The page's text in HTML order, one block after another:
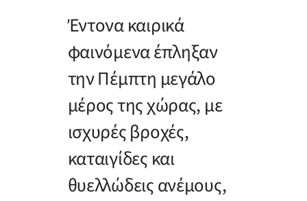
Έντονα καιρικά
φαινόμενα έπληξαν
την Πέμπτη μεγάλο
μέρος της χώρας, με
ισχυρές βροχές,
καταιγίδες και
θυελλώδεις ανέμους,